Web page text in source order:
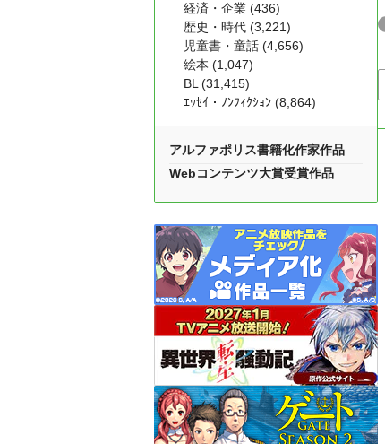
経済・企業 (436)
歴史・時代 (3,221)
児童書・童話 (4,656)
絵本 (1,047)
BL (31,415)
ｴｯｾｲ・ﾉﾝﾌｨｸｼｮﾝ (8,864)
アルファポリス書籍化作家作品
Webコンテンツ大賞受賞作品